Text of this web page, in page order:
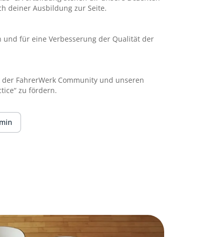
deiner Ausbildung zur Seite.
und für eine Verbesserung der Qualität der
FahrerWerk Community und unseren
zu fördern.